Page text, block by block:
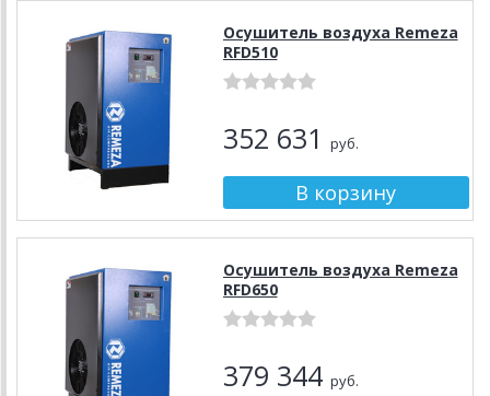
Осушитель воздуха Remeza
RFD510
352 631 руб.
Осушитель воздуха Remeza
RFD650
379 344 руб.